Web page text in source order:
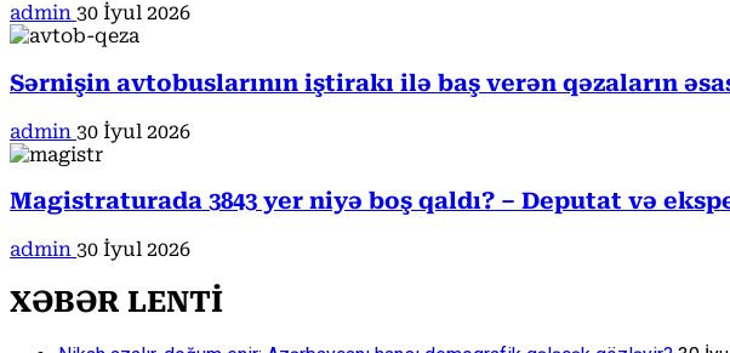
admin 30 İyul 2026
Sərnişin avtobuslarının iştirakı ilə baş verən qəzaların
admin 30 İyul 2026
Magistraturada 3843 yer niyə boş qaldı? – Deputat və
admin 30 İyul 2026
XƏBƏR LENTİ